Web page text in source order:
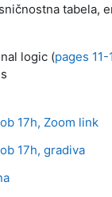
tabela,
logic (pages 11-
17h, Zoom link
17h, gradivaStran